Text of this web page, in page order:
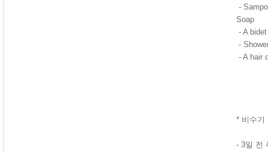
-
Soap
- A bidet
-
- A hair
* 비수기
- 3일 전